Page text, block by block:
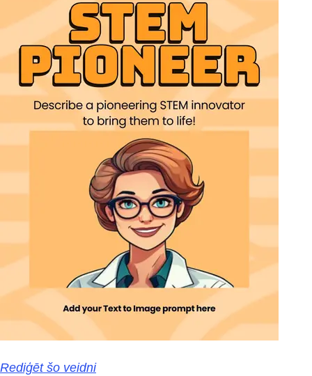
Rediģēt šo veidni